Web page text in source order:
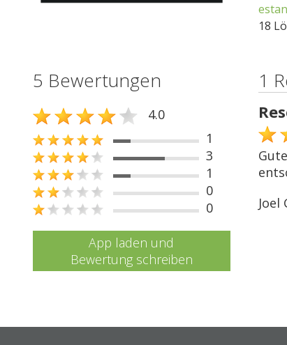
18
5 Bewertungen
4.0
1
3
1
0
0
App laden und
Bewertung schreiben
1